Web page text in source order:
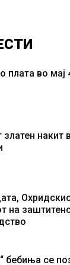
плата во мај
накит
на
бебиња се